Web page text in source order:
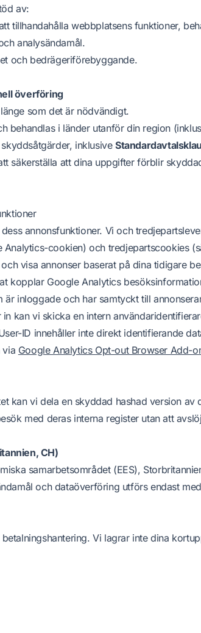
av:
tillhandahålla webbplatsens funktioner,
analysändamål.
och bedrägeriförebyggande.
överföring
som det är nödvändigt.
behandlas i länder utanför din region
inklusive
säkerställa att dina uppgifter förblir
annonsfunktioner. Vi och
cookien) och tredjepartscookies
visa annonser baserat på dina tidigare
kopplar Google Analytics
inloggade och har samtyckt till
kan vi skicka en intern
ID innehåller inte direkt identifierande
via Google Analytics Opt-out Browser Add-
kan vi dela en skyddad hashad version
med deras interna register utan att
CH)
samarbetsområdet (EES),
och dataöverföring utförs endast
Vi lagrar inte dina